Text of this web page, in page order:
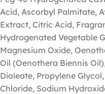
Acid, Ascorbyl Palmitate,
Extract, Citric Acid,
Hydrogenated Vegetable
Magnesium Oxide,
Oil (Oenothera Biennis
Dioleate, Propylene
Chloride, Sodium